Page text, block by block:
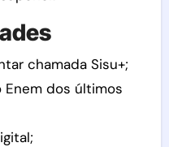
chamada Sisu+;
Enem dos últimos